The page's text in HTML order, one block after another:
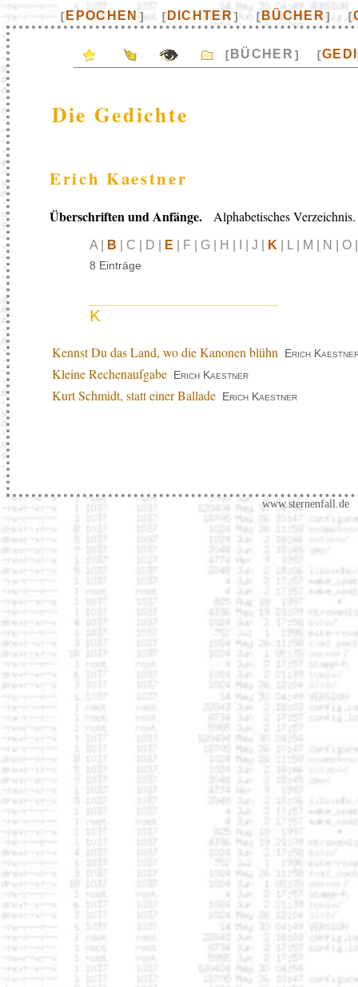
[ EPOCHEN ] [ DICHTER] [ BÜCHER] [
[ BÜCHER] [
Die Gedichte
Erich Kaestner
Überschriften und Anfänge. Alphabetisches Verzeichnis.
A | B | C | D | E | F | G | H | I | J | K | L | M | N |
8 Einträge
K
Kennst Du das Land, wo die Kanonen blühn Erich
Kleine Rechenaufgabe Erich Kaestner
Kurt Schmidt, statt einer Ballade Erich Kaestner
www.sternenfall.de